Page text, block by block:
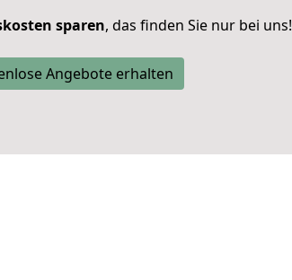
sparen, das finden Sie nur bei uns!
Angebote erhalten